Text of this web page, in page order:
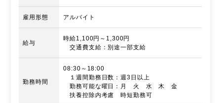
雇用形態 アルバイト
給与
時給1,100円～1,300円
交通費支給：別途一部支給
勤務時間
08:30～18:00
１週間勤務日数：週3日以上
勤務可能な曜日：月 火 水 木 金
扶養控除内考慮 時短勤務可